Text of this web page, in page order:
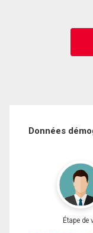
Données
Étape de